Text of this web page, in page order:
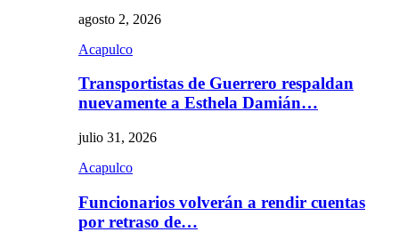
agosto 2, 2026
Acapulco
Transportistas de Guerrero respaldan
nuevamente a Esthela Damián…
julio 31, 2026
Acapulco
Funcionarios volverán a rendir cuentas
por retraso de…